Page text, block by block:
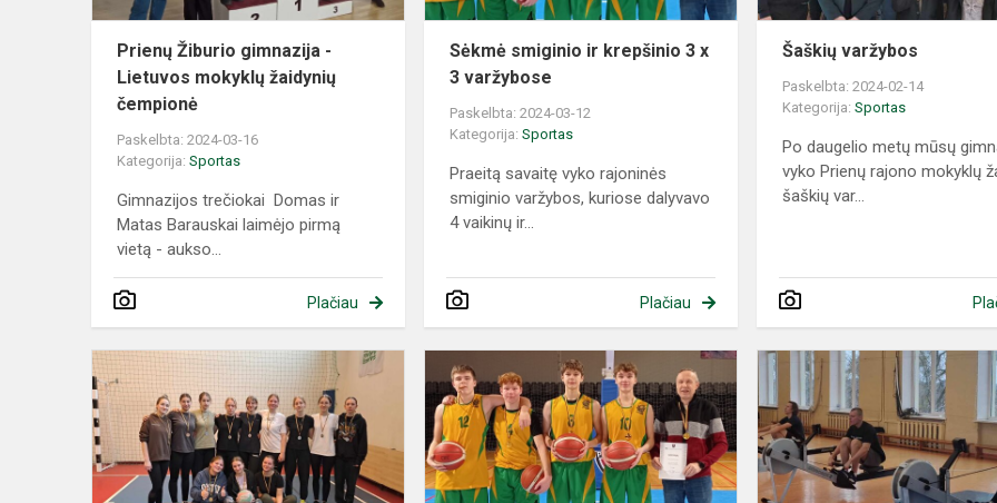
čempio...
Prienų Žiburio gimnazija -
Lietuvos mokyklų žaidynių
čempionė
Paskelbta: 2024-03-16
Kategorija: Sportas
Gimnazijos trečiokai Domas ir
Matas Barauskai laimėjo pirmą
vietą - aukso...
Plačiau
varžybose
Sėkmė smiginio ir krepšinio 3 x
3 varžybose
Paskelbta: 2024-03-12
Kategorija:Sportas
Praeitą savaitę vyko rajoninės
smiginio varžybos, kuriose dalyvavo
4 vaikinų ir...
Plačiau
Šaškių varžybos
Paskelbta: 2024-02-14
Kategorija:Sportas
Po daugelio metų mūsų
vyko Prienų rajono mokyklų
šaškių var...
tinklinio
varžybose
konkuravo
komandos
„Žiburio“
gimnazijos
krepšininkų
atstovaus
rajonui
zoninėse...